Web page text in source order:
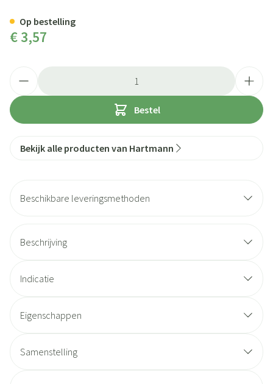
€ 3,57
Bestel
Op bestelling
Bekijk alle producten van Hartmann
Beschikbare leveringsmethoden
Beschrijving
Indicatie
Eigenschappen
Samenstelling